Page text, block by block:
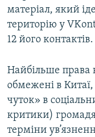
матеріал, який
територію у
12 його контактів.
Найбільше права
обмежені в
чуток» в
критики)
терміни